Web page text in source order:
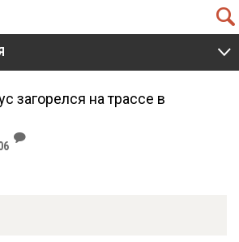
Q
V
загорелся на трассе в
J